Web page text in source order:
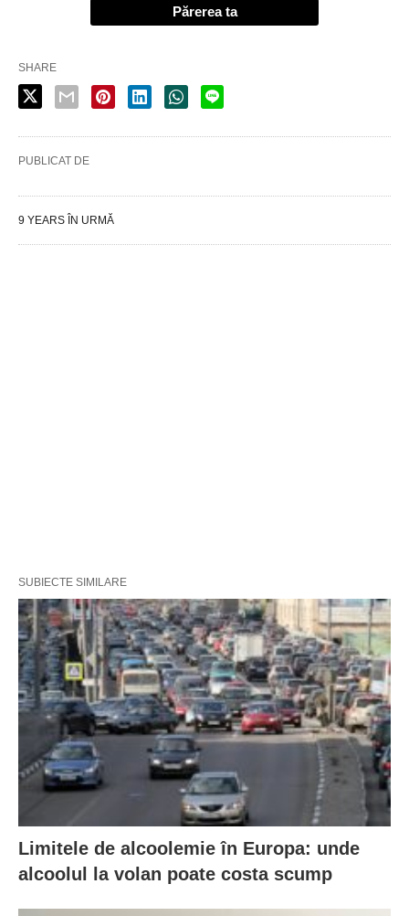
Părerea ta
SHARE
PUBLICAT DE
9 YEARS ÎN URMĂ
SUBIECTE SIMILARE
Limitele de alcoolemie în Europa: unde
alcoolul la volan poate costa scump